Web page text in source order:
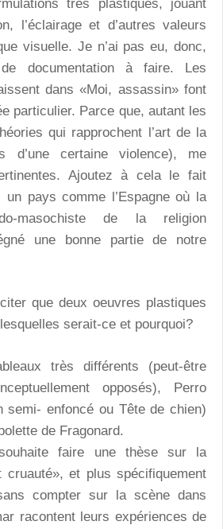
très plastiques, jouant
l’éclairage et d’autres valeurs
visuelle. Je n’ai pas eu, donc,
documentation à faire. Les
dans «Moi, assassin» font
particulier. Parce que, autant les
qui rapprochent l’art de la
d’une certaine violence), me
Ajoutez à cela le fait
un pays comme l’Espagne où la
masochiste de la religion
une bonne partie de notre
que deux oeuvres plastiques
serait-ce et pourquoi?
très différents (peut-être
opposés), Perro
semi- enfoncé ou Tête de chien)
de Fragonard.
faire une thèse sur la
cruauté», et plus spécifiquement
compter sur la scène dans
racontent leurs expériences de